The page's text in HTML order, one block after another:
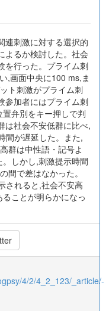
連刺激に対する選択的
よるか検討した。社会
を行った。プライム刺
,画面中央に100 ms,ま
ト刺激がプライム刺
参加者にはプライム刺
弁別をキー押しで判
は社会不安低群に比べ,
間が遅延した。また,
群は中性語・記号よ
しかし,刺激提示時間
間で差はなかった。
されると,社会不安高
ことが明らかになっ
4/2/4_2_123/_article/-